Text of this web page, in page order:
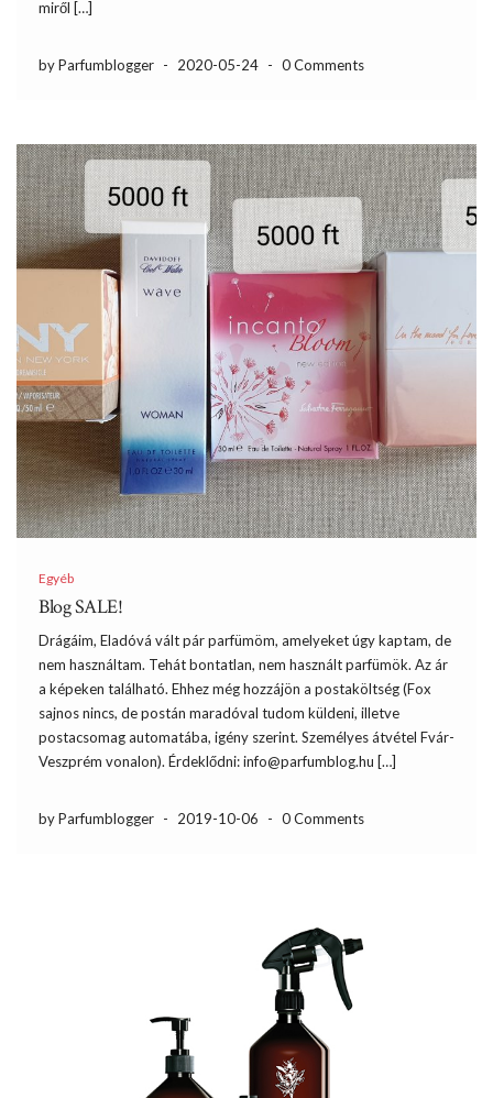
miről […]
by Parfumblogger - 2020-05-24 - 0 Comments
Egyéb
Blog SALE!
Drágáim, Eladóvá vált pár parfümöm, amelyeket úgy kaptam, de
nem használtam. Tehát bontatlan, nem használt parfümök. Az ár
a képeken található. Ehhez még hozzájön a postaköltség (Fox
sajnos nincs, de postán maradóval tudom küldeni, illetve
postacsomag automatába, igény szerint. Személyes átvétel Fvár-
Veszprém vonalon). Érdeklődni: info@parfumblog.hu […]
by Parfumblogger - 2019-10-06 - 0 Comments